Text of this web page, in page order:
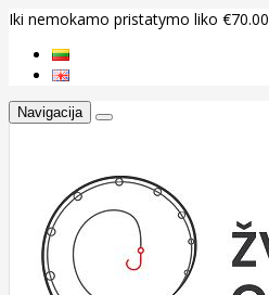
Iki nemokamo pristatymo liko €70.00
Navigacija